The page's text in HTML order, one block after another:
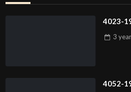
4023-
3
4052-